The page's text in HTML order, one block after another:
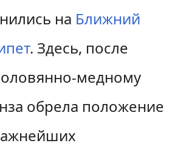
на Ближний
. Здесь, после
медному
обрела положение